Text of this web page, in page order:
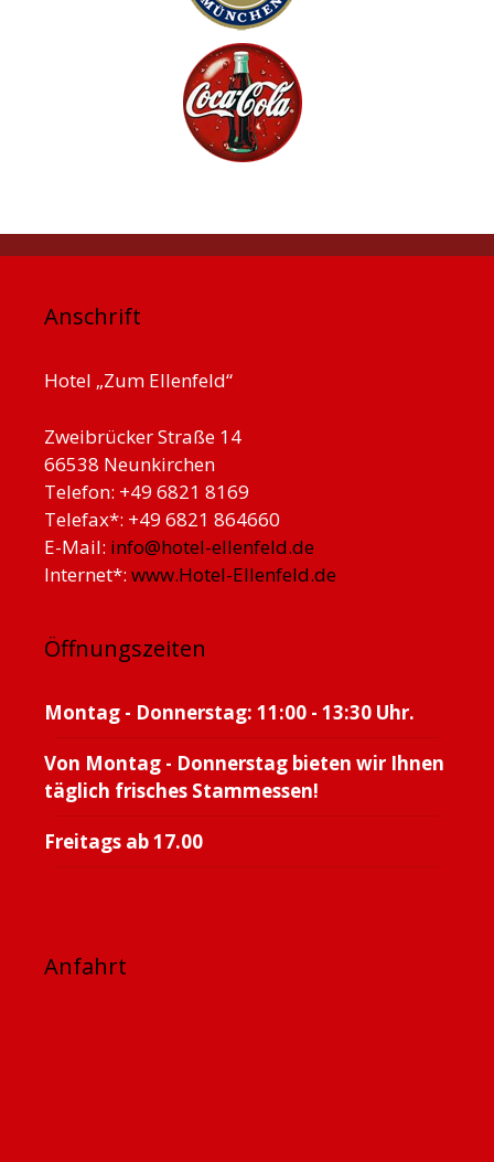
Anschrift
Hotel „Zum Ellenfeld“
Zweibrücker Straße 14
66538 Neunkirchen
Telefon: +49 6821 8169
Telefax*: +49 6821 864660
E-Mail: info@hotel-ellenfeld.de
Internet*: www.Hotel-Ellenfeld.de
Öffnungszeiten
Montag - Donnerstag: 11:00 - 13:30 Uhr.
Von Montag - Donnerstag bieten wir Ihnen
täglich frisches Stammessen!
Freitags ab 17.00
Anfahrt